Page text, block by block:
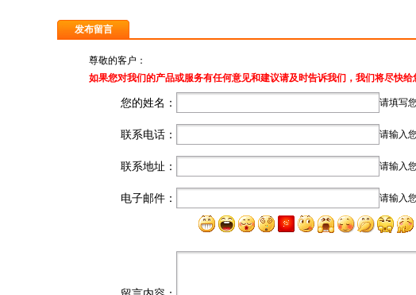
发布留言
尊敬的客户：
如果您对我们的产品或服务有任何意见和建议请及时告诉我们，我们将尽快给
您的姓名： 请填写
联系电话： 请输入
联系地址： 请输入
电子邮件： 请输入